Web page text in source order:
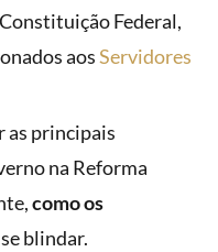
Federal,
aosServidores
as principais
na Reforma
como os
blindar.